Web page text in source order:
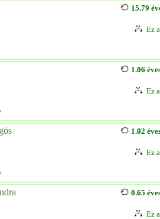
15.79
Ez
1.06
Ez
1.02
Ez
0.65
Ez